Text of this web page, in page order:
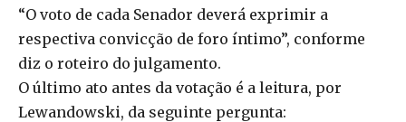
“O voto de cada Senador deverá exprimir a
respectiva convicção de foro íntimo”, conforme
diz o roteiro do julgamento.
O último ato antes da votação é a leitura, por
Lewandowski, da seguinte pergunta: